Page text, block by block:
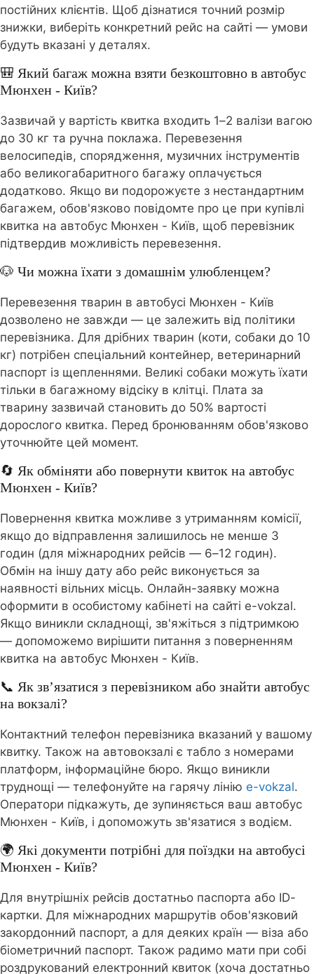
постійних клієнтів. Щоб дізнатися точний розмір
знижки, виберіть конкретний рейс на сайті — умови
будуть вказані у деталях.
🎒 Який багаж можна взяти безкоштовно в автобус
Мюнхен - Київ?
Зазвичай у вартість квитка входить 1–2 валізи вагою
до 30 кг та ручна поклажа. Перевезення
велосипедів, спорядження, музичних інструментів
або великогабаритного багажу оплачується
додатково. Якщо ви подорожуєте з нестандартним
багажем, обов'язково повідомте про це при купівлі
квитка на автобус Мюнхен - Київ, щоб перевізник
підтвердив можливість перевезення.
🐶 Чи можна їхати з домашнім улюбленцем?
Перевезення тварин в автобусі Мюнхен - Київ
дозволено не завжди — це залежить від політики
перевізника. Для дрібних тварин (коти, собаки до 10
кг) потрібен спеціальний контейнер, ветеринарний
паспорт із щепленнями. Великі собаки можуть їхати
тільки в багажному відсіку в клітці. Плата за
тварину зазвичай становить до 50% вартості
дорослого квитка. Перед бронюванням обов'язково
уточнюйте цей момент.
🔄 Як обміняти або повернути квиток на автобус
Мюнхен - Київ?
Повернення квитка можливе з утриманням комісії,
якщо до відправлення залишилось не менше 3
годин (для міжнародних рейсів — 6–12 годин).
Обмін на іншу дату або рейс виконується за
наявності вільних місць. Онлайн-заявку можна
оформити в особистому кабінеті на сайті e-vokzal.
Якщо виникли складнощі, зв'яжіться з підтримкою
— допоможемо вирішити питання з поверненням
квитка на автобус Мюнхен - Київ.
📞 Як зв’язатися з перевізником або знайти автобус
на вокзалі?
Контактний телефон перевізника вказаний у вашому
квитку. Також на автовокзалі є табло з номерами
платформ, інформаційне бюро. Якщо виникли
труднощі — телефонуйте на гарячу лінію e-vokzal.
Оператори підкажуть, де зупиняється ваш автобус
Мюнхен - Київ, і допоможуть зв'язатися з водієм.
🌍 Які документи потрібні для поїздки на автобусі
Мюнхен - Київ?
Для внутрішніх рейсів достатньо паспорта або ID-
картки. Для міжнародних маршрутів обов'язковий
закордонний паспорт, а для деяких країн — віза або
біометричний паспорт. Також радимо мати при собі
роздрукований електронний квиток (хоча достатньо